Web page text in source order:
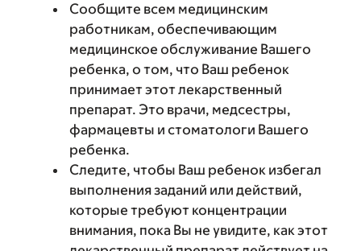
Сообщите всем медицинским
работникам, обеспечивающим
медицинское обслуживание Вашего
ребенка, о том, что Ваш ребенок
принимает этот лекарственный
препарат. Это врачи, медсестры,
фармацевты и стоматологи Вашего
ребенка.
Следите, чтобы Ваш ребенок избегал
выполнения заданий или действий,
которые требуют концентрации
внимания, пока Вы не увидите, как этот